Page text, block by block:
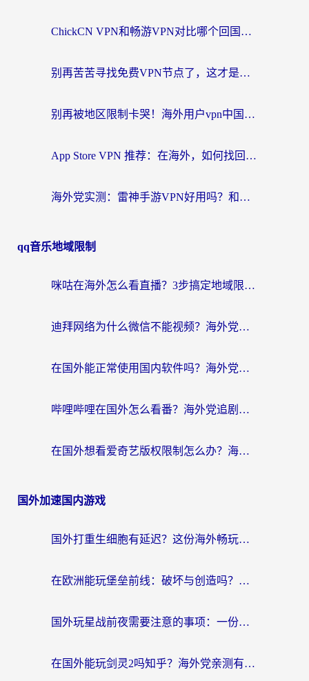
ChickCN VPN和畅游VPN对比哪个回国效果更好？海外党必看的回国加速器选择指南
别再苦苦寻找免费VPN节点了，这才是海外访问国内资源的正确姿势
别再被地区限制卡哭！海外用户vpn中国下载全攻略，无缝刷剧办公社交
App Store VPN 推荐：在海外，如何找回那扇回家的“任意门”？
海外党实测：雷神手游VPN好用吗？和闪电VPN对比哪个回国效果更好？附小众工具深度测评
qq音乐地域限制
咪咕在海外怎么看直播？3步搞定地域限制，还能畅看腾讯视频与国内热剧
迪拜网络为什么微信不能视频？海外党必看的回国加速全攻略
在国外能正常使用国内软件吗？海外党亲测有效的无缝访问指南
哔哩哔哩在国外怎么看番？海外党追剧看片的终极解决方案
在国外想看爱奇艺版权限制怎么办？海外华人必看的追剧自由指南
国外加速国内游戏
国外打重生细胞有延迟？这份海外畅玩国服游戏加速器终极指南请收好
在欧洲能玩堡垒前线：破坏与创造吗？海外党国服游戏不卡顿的秘密
国外玩星战前夜需要注意的事项：一份来自老玩家的网络生存指南
在国外能玩剑灵2吗知乎？海外党亲测有效的国服游戏加速指南